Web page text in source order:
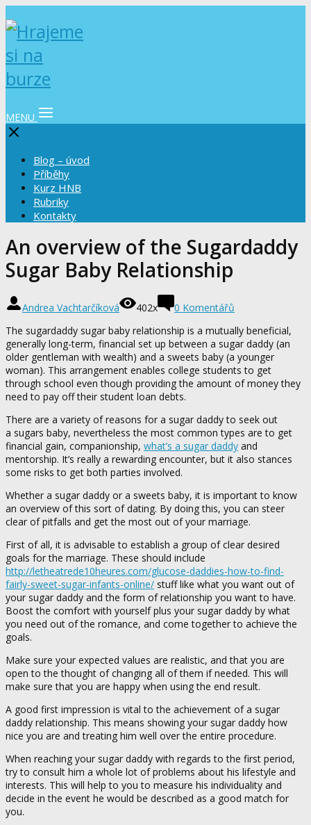
MENU
Blog – úvod
Příběhy
Kurz HNB
Rubriky
Kontakty
An overview of the Sugardaddy
Sugar Baby Relationship
Andrea Vachtarčíková 402x
0 Komentářů
The sugardaddy sugar baby relationship is a mutually beneficial,
generally long-term, financial set up between a sugar daddy (an
older gentleman with wealth) and a sweets baby (a younger
woman). This arrangement enables college students to get
through school even though providing the amount of money they
need to pay off their student loan debts.
There are a variety of reasons for a sugar daddy to seek out
a sugars baby, nevertheless the most common types are to get
financial gain, companionship, what’s a sugar daddy and
mentorship. It’s really a rewarding encounter, but it also stances
some risks to get both parties involved.
Whether a sugar daddy or a sweets baby, it is important to know
an overview of this sort of dating. By doing this, you can steer
clear of pitfalls and get the most out of your marriage.
First of all, it is advisable to establish a group of clear desired
goals for the marriage. These should include
http://letheatrede10heures.com/glucose-daddies-how-to-find-
fairly-sweet-sugar-infants-online/ stuff like what you want out of
your sugar daddy and the form of relationship you want to have.
Boost the comfort with yourself plus your sugar daddy by what
you need out of the romance, and come together to achieve the
goals.
Make sure your expected values are realistic, and that you are
open to the thought of changing all of them if needed. This will
make sure that you are happy when using the end result.
A good first impression is vital to the achievement of a sugar
daddy relationship. This means showing your sugar daddy how
nice you are and treating him well over the entire procedure.
When reaching your sugar daddy with regards to the first period,
try to consult him a whole lot of problems about his lifestyle and
interests. This will help to you to measure his individuality and
decide in the event he would be described as a good match for
you.